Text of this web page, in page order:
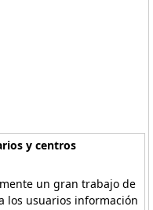
y centros
un gran trabajo de
los usuarios información